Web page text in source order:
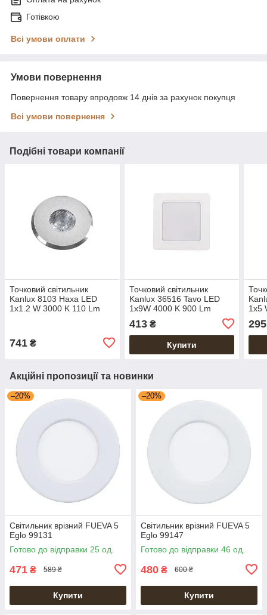
Готівкою
Всі умови оплати
Умови повернення
Повернення товару впродовж 14 днів за рахунок покупця
Всі умови повернення
Подібні товари компанії
Точковий світильник
Kanlux 8103 Haxa LED
1x1.2 W 3000 K 110 Lm
741 ₴
Точковий світильник
Kanlux 36516 Tavo LED
1x9W 4000 K 900 Lm
413₴
Купити
1x5
295
Акційні пропозиції та новинки
–20%
Світильник врізний FUEVA 5
Eglo 99131
Готово до відправки 25 од.
471 ₴ 589 ₴
Купити
–20%
Світильник врізний FUEVA 5
Eglo 99147
Готово до відправки 46 од.
480 ₴ 600 ₴
Купити